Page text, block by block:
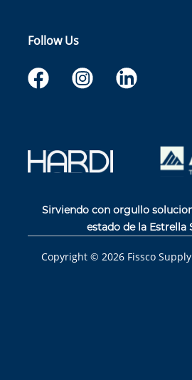
Follow Us
Sirviendo con orgullo
estado de la Estrella
Copyright © 2026 Fissco